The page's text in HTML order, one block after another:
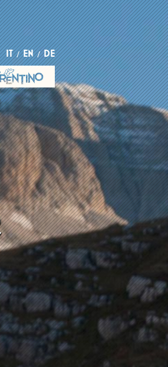
IT EN DE